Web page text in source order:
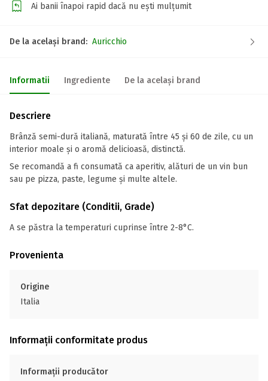
Ai banii înapoi rapid dacă nu ești mulțumit
De la același brand: Auricchio
Informatii Ingrediente De la același brand
Descriere
Brânză semi-dură italiană, maturată între 45 și 60 de zile, cu un
interior moale și o aromă delicioasă, distinctă.
Se recomandă a fi consumată ca aperitiv, alături de un vin bun
sau pe pizza, paste, legume și multe altele.
Sfat depozitare (Conditii, Grade)
A se păstra la temperaturi cuprinse între 2-8°C.
Provenienta
Origine
Italia
Informații conformitate produs
Informații producător